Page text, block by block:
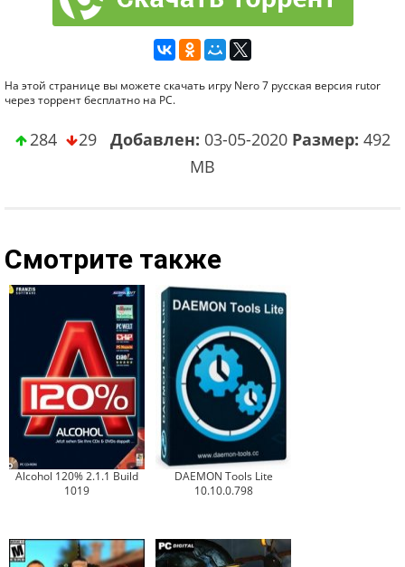
На этой странице вы можете скачать игру Nero 7 русская версия rutor
через торрент бесплатно на PC.
284 29 Добавлен: 03-05-2020 Размер: 492
MB
Смотрите также
Alcohol 120% 2.1.1 Build
1019
DAEMON Tools Lite
10.10.0.798